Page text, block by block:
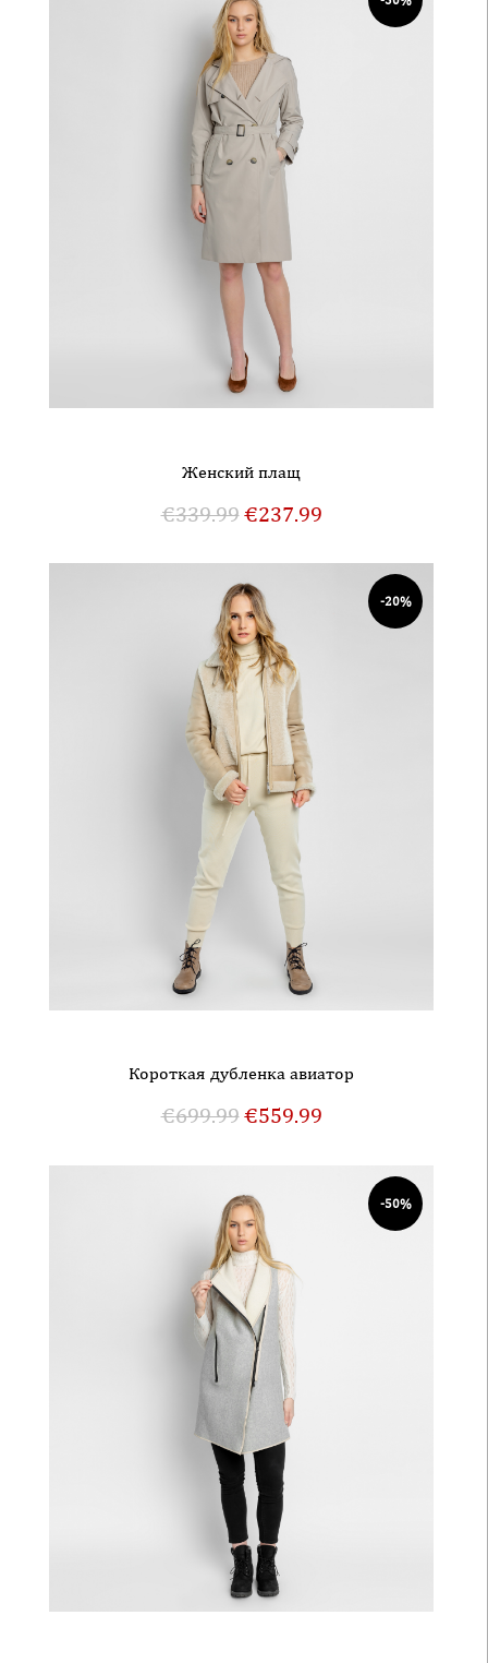
Женский плащ
€339.99€237.99
-20%
Короткая дубленка авиатор
€699.99€559.99
-50%